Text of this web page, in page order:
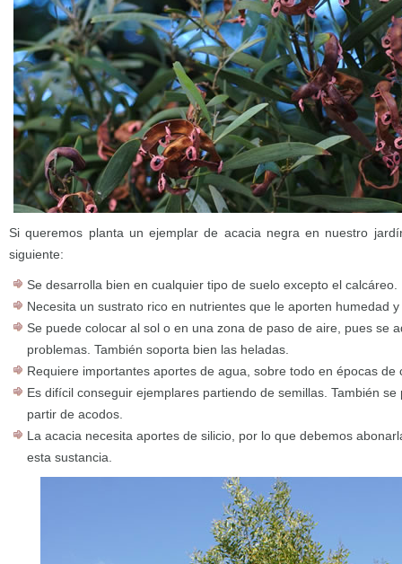
Si queremos planta un ejemplar de acacia negra en nuestro
siguiente:
Se desarrolla bien en cualquier tipo de suelo excepto el
Necesita un sustrato rico en nutrientes que le aporten humedad
Se puede colocar al sol o en una zona de paso de aire, pues se
problemas. También soporta bien las heladas.
Requiere importantes aportes de agua, sobre todo en épocas de
Es difícil conseguir ejemplares partiendo de semillas. También
partir de acodos.
La acacia necesita aportes de silicio, por lo que debemos
esta sustancia.